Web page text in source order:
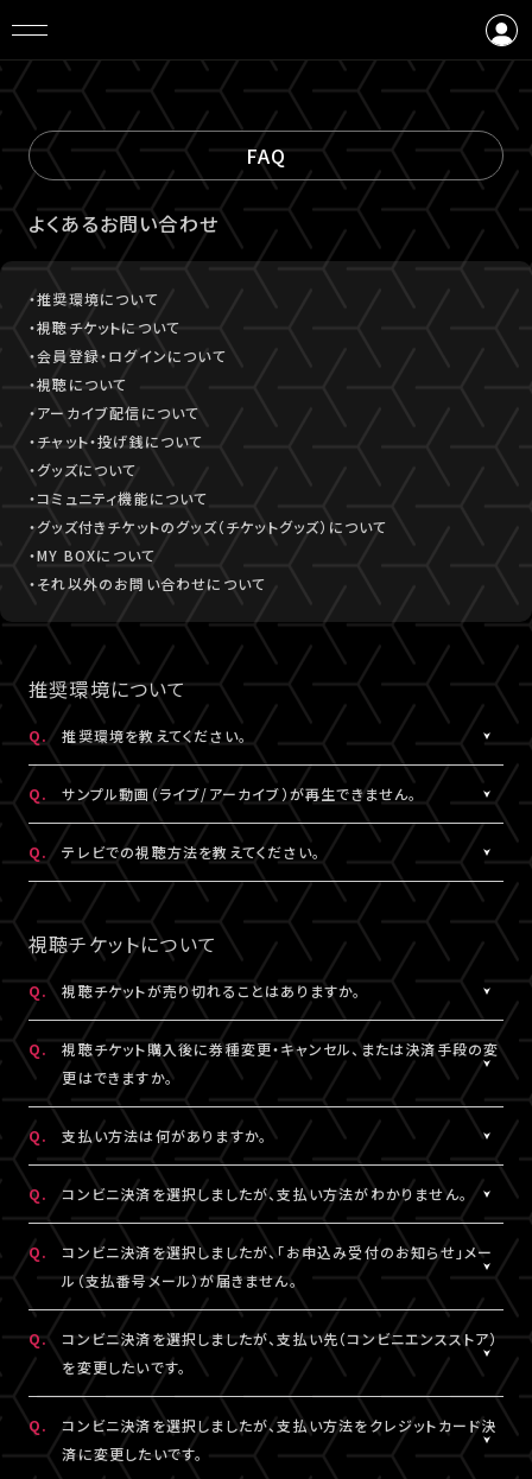
会員登録
FAQ
よくあるお問い合わせ
・推奨環境について
・視聴チケットについて
・会員登録・ログインについて
・視聴について
・アーカイブ配信について
・チャット・投げ銭について
・グッズについて
・コミュニティ機能について
・グッズ付きチケットのグッズ（チケットグッズ）について
・MY BOXについて
・それ以外のお問い合わせについて
推奨環境について
Q. 推奨環境を教えてください。
A. こちらより推奨環境をご確認ください。
Q. サンプル動画（ライブ/アーカイブ）が再生できません。
A. 推奨環境 をご確認ください。推奨環境でも再生できない場合はこち
らにお問い合わせください。
Q. テレビでの視聴方法を教えてください。
A. テレビでの視聴方法の⼀例を こちら
でご紹介しております。
テレビ視聴は、当サービスの推奨環境ではありません。
参考にされる際は、あくまで推奨環境ではないことをご理解・ご了
承のうえ、事前にテスト視聴をお試しください。
※テレビでのご視聴中に生じた不具合に関しては、当サービスは
一切の責任を負いかねます。
※テレビ等での視聴をご希望の場合は、サンプル動画視聴ページ
でサンプル動画の映像と音声が正常に再生できることをご確認の
うえ、ご自身の判断で視聴チケットのご購入をご検討ください。
視聴チケットについて
Q. 視聴チケットが売り切れることはありますか。
原則、視聴チケットの売り切れはございません。ただし公演・券種に
よっては枚数に限りがある場合がございます。
詳細はチケット販売ページでご確認ください。
Q.
視聴チケット購入後に券種変更・キャンセル、または決済手段の変
更はできますか。
A.
一度決済を完了された視聴チケットの券種変更・キャンセルは一切
お受けできません。
※クレジットカード決済の場合、即時決済となります。
※コンビニ決済の場合、お支払いがお済みでない場合のみ、券種
変更・キャンセルが可能です。
Q. 支払い方法は何がありますか。
クレジットカード決済、コンビニ決済がご利用いただけます。
決済の明細には「LIVESHIP」と表示されます。
Q. コンビニ決済を選択しましたが、支払い方法がわかりません。
A. コンビニ決済の支払い方法は、下記よりご確認ください。
■コンビニ決済支払い方法（手順4以降）
□ローソン・ミニストップ
https://www.sbpayment.jp/support/how_to_pay/cvs/
□ファミリーマート
https://www.sbpayment.jp/support/how_to_pay/cvs/
□セイコーマート
https://www.sbpayment.jp/support/how_to_pay/cvs/
Q.
コンビニ決済を選択しましたが、「お申込み受付のお知らせ」メー
ル（支払番号メール）が届きません。
A.
コンビニ決済を選択された場合、「お申込み受付のお知らせ」メー
ル（支払番号メール）は、視聴チケット販売ページでご入力いただ
いたA!-ID（メールアドレス）宛に【@liveship.tokyo】ドメインから
配信しております。
“迷惑メール”として自動振り分け・受信拒否されていないかご確
認ください。
Q.
コンビニ決済を選択しましたが、支払い先（コンビニエンスストア）
を変更したいです。
コンビニ決済の支払先（コンビニエンスストア）を変更する場合は、
「マイページ」内「チケット購入情報」より、支払先を変更したいチケ
ットを選択。
Q.
コンビニ決済を選択しましたが、支払い方法をクレジットカード決
済に変更したいです。